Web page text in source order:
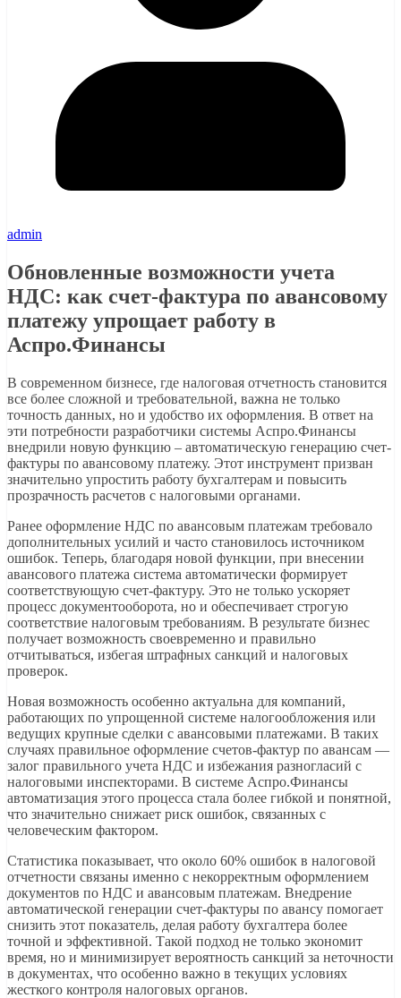
admin
Обновленные возможности учета
НДС: как счет-фактура по авансовому
платежу упрощает работу в
Аспро.Финансы
В современном бизнесе, где налоговая отчетность становится
все более сложной и требовательной, важна не только
точность данных, но и удобство их оформления. В ответ на
эти потребности разработчики системы Аспро.Финансы
внедрили новую функцию – автоматическую генерацию счет-
фактуры по авансовому платежу. Этот инструмент призван
значительно упростить работу бухгалтерам и повысить
прозрачность расчетов с налоговыми органами.
Ранее оформление НДС по авансовым платежам требовало
дополнительных усилий и часто становилось источником
ошибок. Теперь, благодаря новой функции, при внесении
авансового платежа система автоматически формирует
соответствующую счет-фактуру. Это не только ускоряет
процесс документооборота, но и обеспечивает строгую
соответствие налоговым требованиям. В результате бизнес
получает возможность своевременно и правильно
отчитываться, избегая штрафных санкций и налоговых
проверок.
Новая возможность особенно актуальна для компаний,
работающих по упрощенной системе налогообложения или
ведущих крупные сделки с авансовыми платежами. В таких
случаях правильное оформление счетов-фактур по авансам —
залог правильного учета НДС и избежания разногласий с
налоговыми инспекторами. В системе Аспро.Финансы
автоматизация этого процесса стала более гибкой и понятной,
что значительно снижает риск ошибок, связанных с
человеческим фактором.
Статистика показывает, что около 60% ошибок в налоговой
отчетности связаны именно с некорректным оформлением
документов по НДС и авансовым платежам. Внедрение
автоматической генерации счет-фактуры по авансу помогает
снизить этот показатель, делая работу бухгалтера более
точной и эффективной. Такой подход не только экономит
время, но и минимизирует вероятность санкций за неточности
в документах, что особенно важно в текущих условиях
жесткого контроля налоговых органов.